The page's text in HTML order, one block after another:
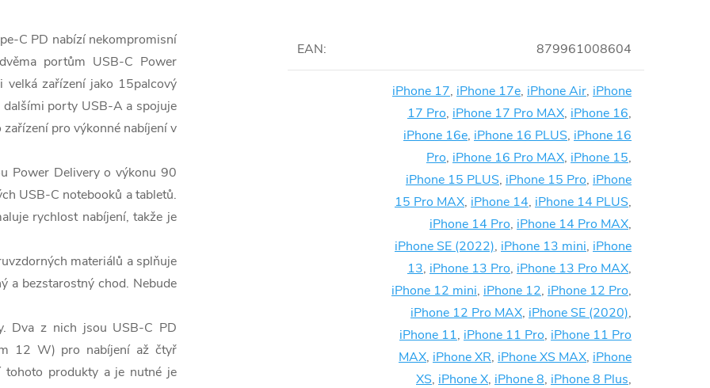
C PD nabízí nekompromisní
portům USB-C Power
zařízení jako 15palcový
dalšími porty USB-A a spojuje
pro výkonné nabíjení v
Power Delivery o výkonu 90
USB-C notebooků a tabletů.
rychlost nabíjení, takže je
materiálů a splňuje
a bezstarostný chod. Nebude
Dva z nich jsou USB-C PD
12 W) pro nabíjení až čtyř
tohoto produkty a je nutné je
EAN: 879961008604
iPhone 17, iPhone 17e, iPhone Air, iPhone
17 Pro, iPhone 17 Pro MAX, iPhone 16,
iPhone 16e, iPhone 16 PLUS, iPhone 16
Pro, iPhone 16 Pro MAX, iPhone 15,
iPhone 15 PLUS, iPhone 15 Pro, iPhone
15 Pro MAX, iPhone 14, iPhone 14 PLUS,
iPhone 14 Pro, iPhone 14 Pro MAX,
iPhone SE (2022), iPhone 13 mini, iPhone
13, iPhone 13 Pro, iPhone 13 Pro MAX,
iPhone 12 mini, iPhone 12, iPhone 12 Pro,
iPhone 12 Pro MAX, iPhone SE (2020),
iPhone 11, iPhone 11 Pro, iPhone 11 Pro
MAX, iPhone XR, iPhone XS MAX, iPhone
XS, iPhone X, iPhone 8, iPhone 8 Plus,